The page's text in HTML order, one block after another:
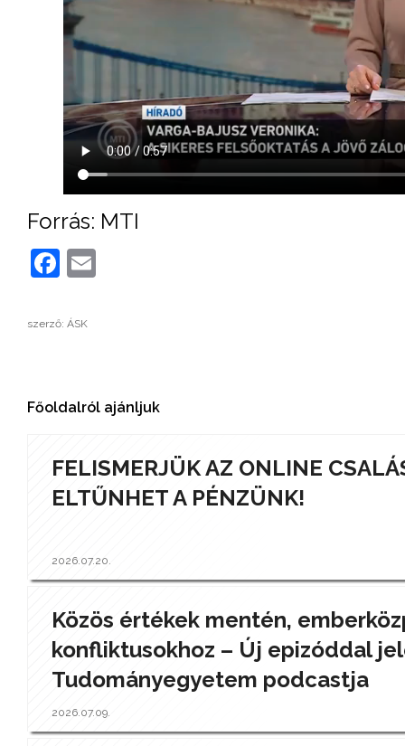
Forrás: MTI
Facebook
szerző: ÁSK
Főoldalról ajánljuk
FELISMERJÜK AZ ONLINE
ELTŰNHET A PÉNZÜNK!
2026.07.20.
Közös értékek mentén,
konfliktusokhoz – Új epizóddal
Tudományegyetem podcastja
2026.07.09.